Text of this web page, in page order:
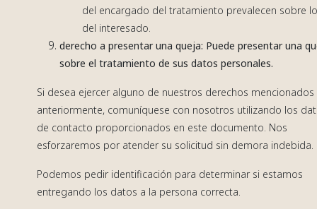
del encargado del tratamiento prevalecen sobre
del interesado.
derecho a presentar una queja: Puede presentar una
sobre el tratamiento de sus datos personales.
Si desea ejercer alguno de nuestros derechos mencionados
anteriormente, comuníquese con nosotros utilizando los
de contacto proporcionados en este documento. Nos
esforzaremos por atender su solicitud sin demora indebida.
Podemos pedir identificación para determinar si estamos
entregando los datos a la persona correcta.